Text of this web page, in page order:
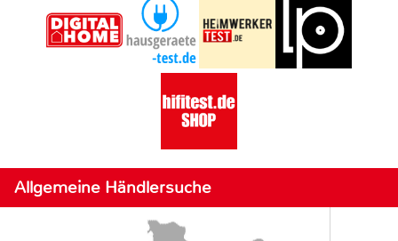
Allgemeine Händlersuche